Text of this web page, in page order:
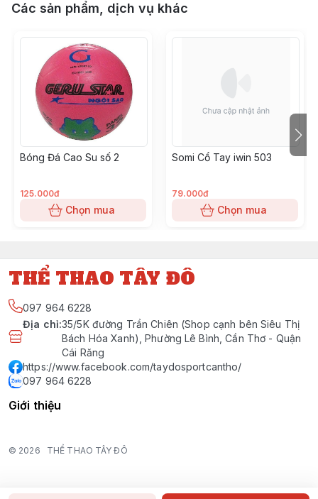
Các sản phẩm, dịch vụ khác
Bóng Đá Cao Su số 2
125.000đ
Chọn mua
Somi Cổ Tay iwin 503
79.000đ
Chọn mua
THỂ THAO TÂY ĐÔ
097 964 6228
Địa chỉ:35/5K đường Trần Chiên (Shop cạnh bên Siêu Thị
Bách Hóa Xanh), Phường Lê Bình, Cần Thơ - Quận
Cái Răng
https://www.facebook.com/taydosportcantho/
097 964 6228
Giới thiệu
© 2026 THỂ THAO TÂY ĐÔ